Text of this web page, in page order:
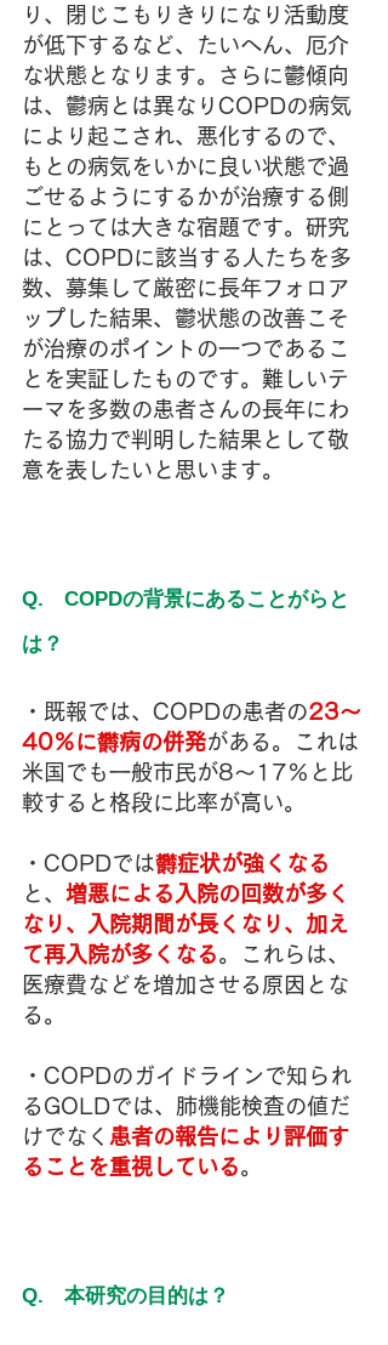
り、閉じこもりきりになり活動度
が低下するなど、たいへん、厄介
な状態となります。さらに鬱傾向
は、鬱病とは異なりCOPDの病気
により起こされ、悪化するので、
もとの病気をいかに良い状態で過
ごせるようにするかが治療する側
にとっては大きな宿題です。研究
は、COPDに該当する人たちを多
数、募集して厳密に長年フォロア
ップした結果、鬱状態の改善こそ
が治療のポイントの一つであるこ
とを実証したものです。難しいテ
ーマを多数の患者さんの長年にわ
たる協力で判明した結果として敬
意を表したいと思います。
Q.　COPDの背景にあることがらと
は？
・既報では、COPDの患者の23～
40％に欝病の併発がある。これは
米国でも一般市民が8～17％と比
較すると格段に比率が高い。
・COPDでは欝症状が強くなる
と、 増悪による入院の回数が多く
なり、入院期間が長くなり、加え
て再入院が多くなる。これらは、
医療費などを増加させる原因とな
る。
・COPDのガイドラインで知られ
るGOLDでは、肺機能検査の値だ
けでなく 患者の報告により評価す
ることを重視している。
Q.　本研究の目的は？